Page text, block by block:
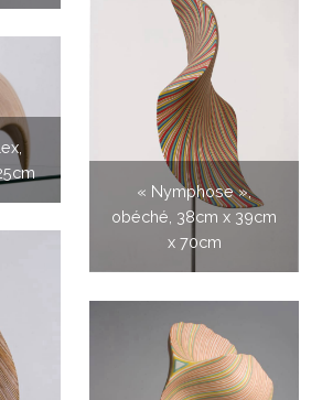
« Nymphose »,
obéché, 38cm x 39cm
x 70cm